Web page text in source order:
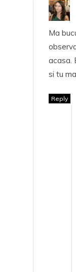
Ma
acasa.
si tu
Reply